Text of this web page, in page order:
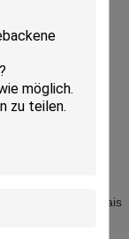
fangen, um
Pilze/süßer Mais